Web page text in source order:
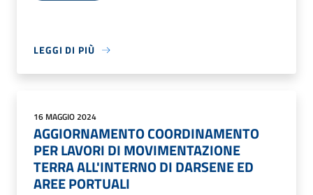
LEGGI DI PIÙ
16 MAGGIO 2024
AGGIORNAMENTO COORDINAMENTO
PER LAVORI DI MOVIMENTAZIONE
TERRA ALL'INTERNO DI DARSENE ED
AREE PORTUALI